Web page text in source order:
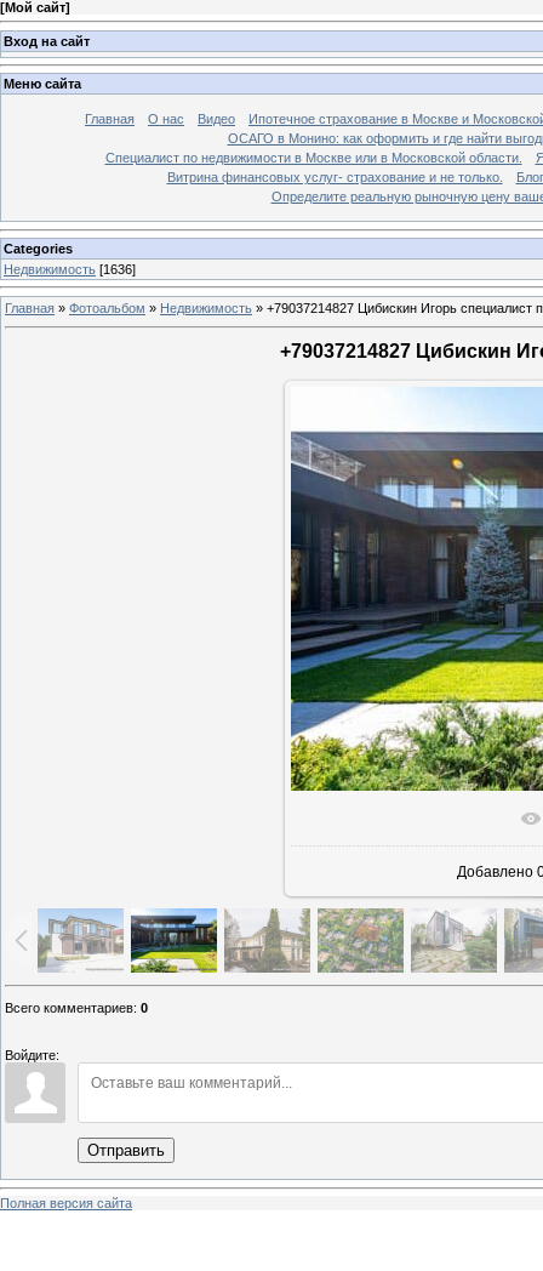
[Мой сайт]
Вход на сайт
Меню сайта
Главная О нас Видео
Ипотечное страхование в Москве и
ОСАГО в Монино: как оформить и где найти
Специалист по недвижимости в Москве или в Московской области.
Витрина финансовых услуг- страхование и не только.
Блог
Определите реальную рыночную цену
Categories
Недвижимость [1636]
Главная » Фотоальбом » Недвижимость » +79037214827 Цибискин Игорь специалист
+79037214827 Цибискин
В
Добавлено
Всего комментариев: 0
Войдите:
Отправить
Полная версия сайта